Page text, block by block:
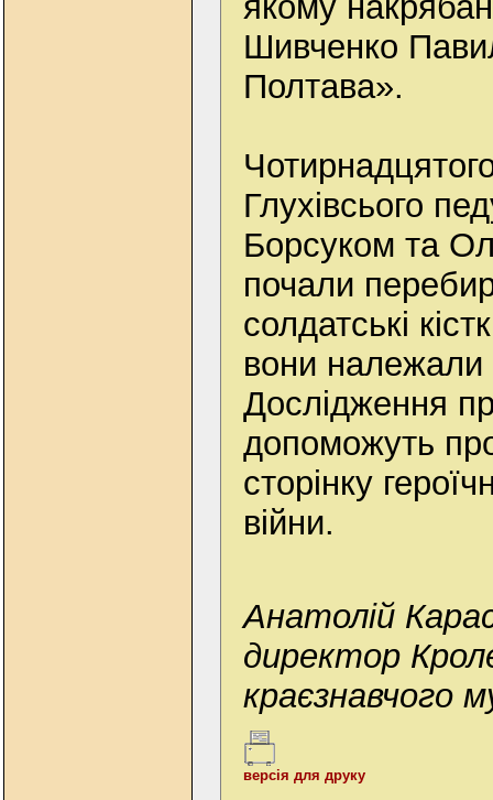
Шивченко
Полтава».
Глухівсього
Борсуком та
почали
солдатські
вони належали
Дослідження
допоможуть
сторінку
війни.
Анатолій
директор
краєзнавчого
версія для друку